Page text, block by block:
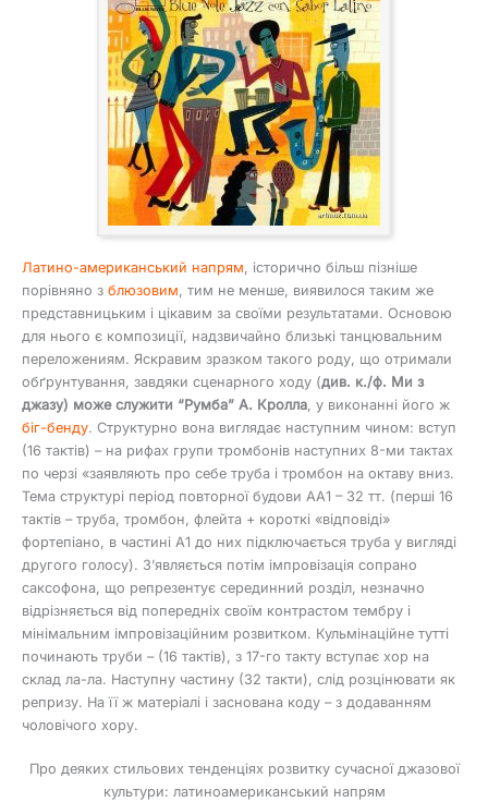
Латино-американський напрям, історично більш пізніше
порівняно з блюзовим, тим не менше, виявилося таким же
представницьким і цікавим за своїми результатами. Основою
для нього є композиції, надзвичайно близькі танцювальним
переложениям. Яскравим зразком такого роду, що отримали
обґрунтування, завдяки сценарного ходу (див. к./ф. Ми з
джазу) може служити “Румба” А. Кролла, у виконанні його ж
біг-бенду. Структурно вона виглядає наступним чином: вступ
(16 тактів) – на рифах групи тромбонів наступних 8-ми тактах
по черзі «заявляють про себе труба і тромбон на октаву вниз.
Тема структурі період повторної будови АА1 – 32 тт. (перші 16
тактів – труба, тромбон, флейта + короткі «відповіді»
фортепіано, в частині А1 до них підключається труба у вигляді
другого голосу). З’являється потім імпровізація сопрано
саксофона, що репрезентує серединний розділ, незначно
відрізняється від попередніх своїм контрастом тембру і
мінімальним імпровізаційним розвитком. Кульмінаційне тутті
починають труби – (16 тактів), з 17-го такту вступає хор на
склад ла-ла. Наступну частину (32 такти), слід розцінювати як
репризу. На її ж матеріалі і заснована коду – з додаванням
чоловічого хору.
Про деяких стильових тенденціях розвитку сучасної джазової
культури: латиноамериканський напрям